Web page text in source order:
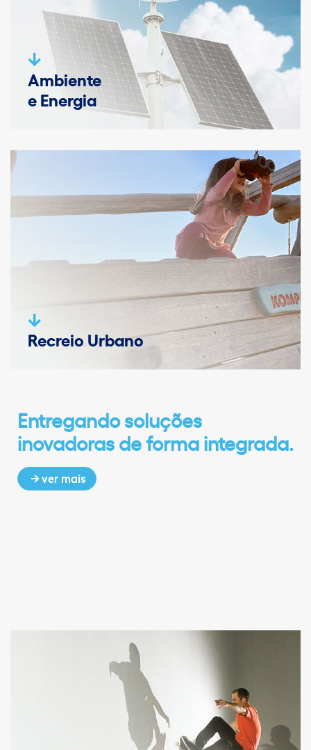
Ambiente
e Energia
Recreio Urbano
Entregando soluções
inovadoras de forma integrada.
ver mais